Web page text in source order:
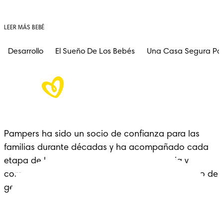
LEER MÁS BEBÉ
Desarrollo El Sueño De Los Bebés Una Casa Segura
Pampers ha sido un socio de confianza para las
familias durante décadas y ha acompañado cada
etapa de la crianza con cariño, experiencia y
comodidad: un legado que se extiende a lo largo de
generaciones.